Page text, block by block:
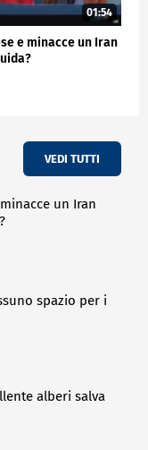
01:54
e minacce un Iran
VEDI TUTTI
un Iran
spazio per i
alberi salva